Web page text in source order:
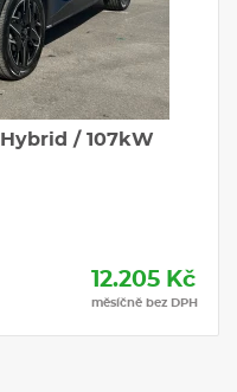
/ 107kW
12.205 Kč
měsíčně bez DPH